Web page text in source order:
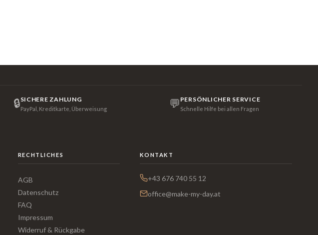
🔒SICHERE ZAHLUNG
PayPal, Kreditkarte, Überweisung 💬 PERSÖNLICHER SERVICE
Schnelle Hilfe bei allen Fragen
RECHTLICHES
AGB
Datenschutz
FAQ
Impressum
Widerruf & Rückgabe
KONTAKT
+43 676 740 55 12
office@make-my-day.at